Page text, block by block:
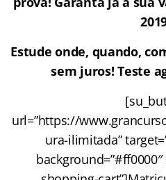
Estude onde, quando,
sem juros! Teste
url=”https://
ura-ilimitada”
background=”#ff0000″